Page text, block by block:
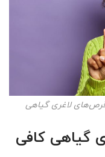
لاغری گیاهی
گیاهی کافی